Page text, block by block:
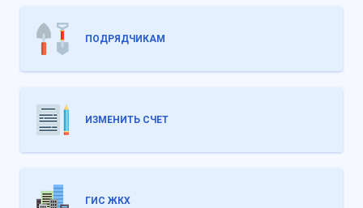
ПОДРЯДЧИКАМ
ИЗМЕНИТЬ СЧЕТ
ГИС ЖКХ